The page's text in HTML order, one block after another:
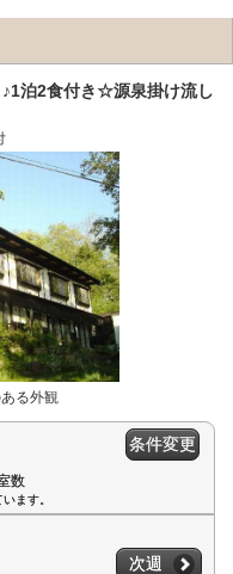
♪1泊2食付き☆源泉掛け流し
る外観
数
条件変更
ます。
次週